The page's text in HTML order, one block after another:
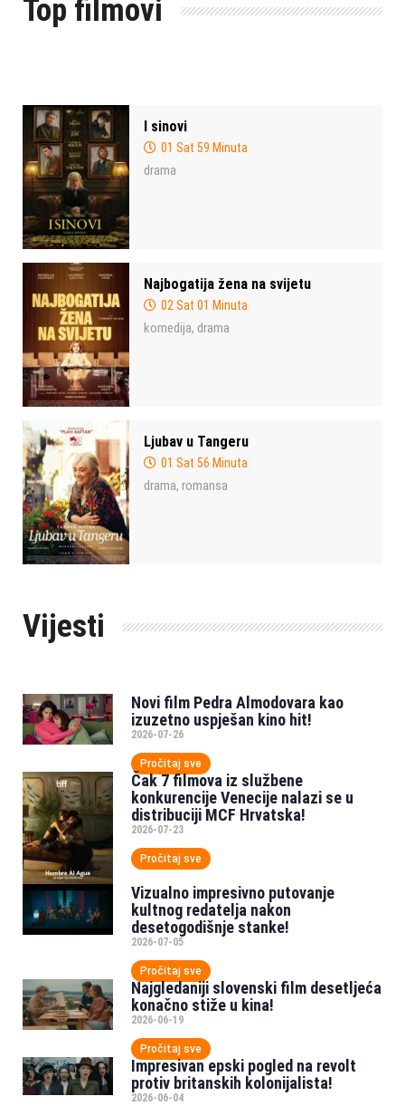
Top filmovi
I sinovi
01 Sat 59 Minuta
drama
Najbogatija žena na svijetu
02 Sat 01 Minuta
komedija, drama
Ljubav u Tangeru
01 Sat 56 Minuta
drama, romansa
Vijesti
Novi film Pedra Almodovara kao
izuzetno uspješan kino hit!
2026-07-26
Pročitaj sve
Čak 7 filmova iz službene
konkurencije Venecije nalazi se u
distribuciji MCF Hrvatska!
2026-07-23
Pročitaj sve
Vizualno impresivno putovanje
kultnog redatelja nakon
desetogodišnje stanke!
2026-07-05
Pročitaj sve
Najgledaniji slovenski film desetljeća
konačno stiže u kina!
2026-06-19
Pročitaj sve
Impresivan epski pogled na revolt
protiv britanskih kolonijalista!
2026-06-04